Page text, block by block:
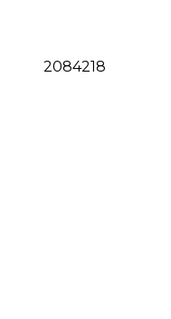
2084218